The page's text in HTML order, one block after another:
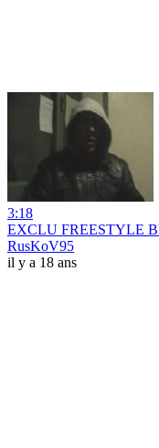
3:18
EXCLU FREESTYLE
RusKoV95
il y a 18 ans